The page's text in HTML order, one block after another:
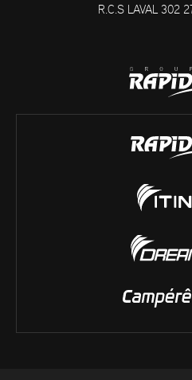
R.C.S LAVAL 302